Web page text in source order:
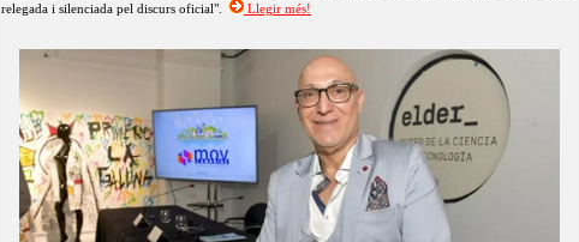
relegada i silenciada pel discurs oficial".
Llegir més!